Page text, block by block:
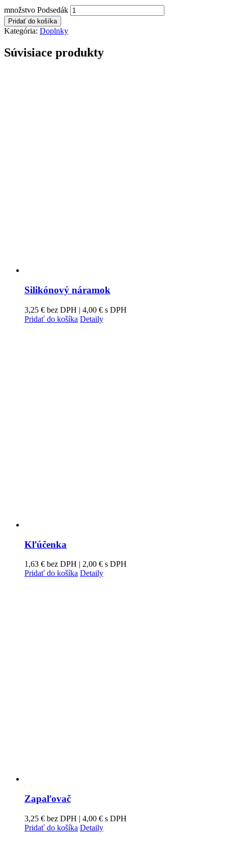
množstvo Podsedák
Pridať do košíka
Kategória: Doplnky
Súvisiace produkty
Silikónový náramok
3,25 € bez DPH | 4,00 € s DPH
Pridať do košíka Detaily
Kľúčenka
1,63 € bez DPH | 2,00 € s DPH
Pridať do košíka Detaily
Zapaľovač
3,25 € bez DPH | 4,00 € s DPH
Pridať do košíka Detaily